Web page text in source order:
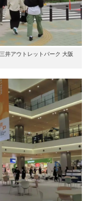
井アウトレットパーク 大阪